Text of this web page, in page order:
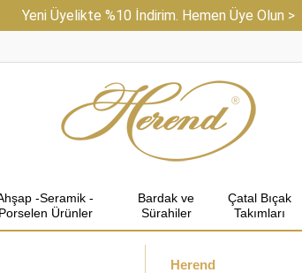
Yeni Üyelikte %10 İndirim. Hemen Üye Olun >
-Seramik -
Porselen Ürünler
Bardak ve
Sürahiler
Çatal Bıçak
Takımları
Herend